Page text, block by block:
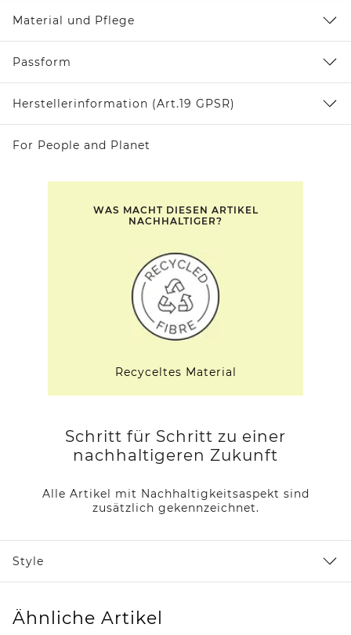
Material und Pflege
Passform
Herstellerinformation (Art.19 GPSR)
For People and Planet
WAS MACHT DIESEN ARTIKEL
NACHHALTIGER?
Recyceltes Material
Schritt für Schritt zu einer
nachhaltigeren Zukunft
Alle Artikel mit Nachhaltigkeitsaspekt sind
zusätzlich gekennzeichnet.
Style
Ähnliche Artikel